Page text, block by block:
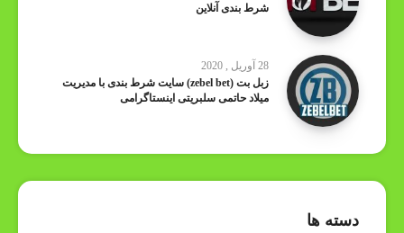
شرط بندی آنلاین
28 آوریل , 2020
زبل بت (zebel bet) سایت شرط بندی با مدیریت
میلاد حاتمی سلبریتی اینستاگرامی
دسته ها